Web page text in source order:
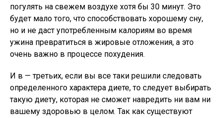
погулять на свежем воздухе хотя бы 30 минут. Это
будет мало того, что способствовать хорошему сну,
но и не даст употребленным калориям во время
ужина превратиться в жировые отложения, а это
очень важно в процессе похудения.
И в — третьих, если вы все таки решили следовать
определенного характера диете, то следует выбирать
такую диету, которая не сможет навредить ни вам ни
вашему здоровью в целом. Так как существуют